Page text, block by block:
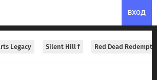
ВХОД
Legacy Silent Hill f Red Dead